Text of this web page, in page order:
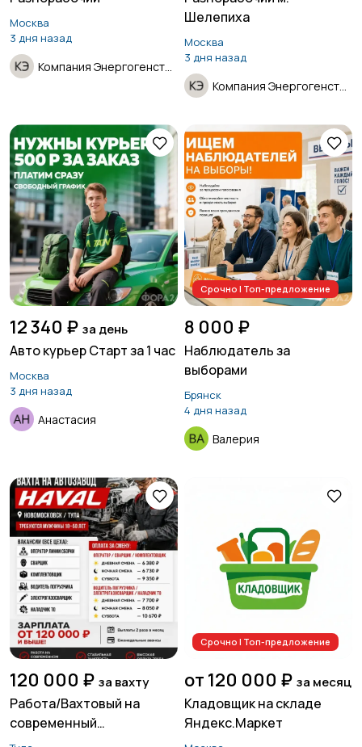
Москва
3 дня назад
Шелепиха
Москва
3 дня назад
12 340 ₽ за день
Авто курьер Старт за 1 час
Москва
3 дня назад
Анастасия
Срочно | Топ-предложение
8 000 ₽
Наблюдатель за
выборами
Брянск
4 дня назад
Валерия
120 000 ₽ за вахту
Работа/Вахтовый на
современный
автомобильный завод
Срочно | Топ-предложение
от 120 000 ₽ за месяц
Кладовщик на складе
Яндекс.Маркет